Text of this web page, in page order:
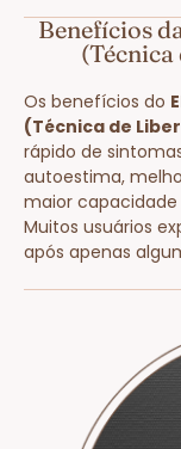
Benefícios
Os benefícios do
(Técnica de
rápido de
autoestima,
maior
Muitos usuários
após apenas